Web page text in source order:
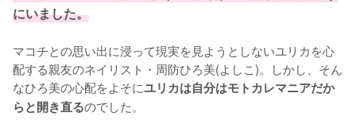
にいました。
マコチとの思い出に浸って現実を見ようとしないユリカを心
配する親友のネイリスト・周防ひろ美(よしこ)。しかし、そん
なひろ美の心配をよそにユリカは自分はモトカレマニアだか
らと開き直るのでした。